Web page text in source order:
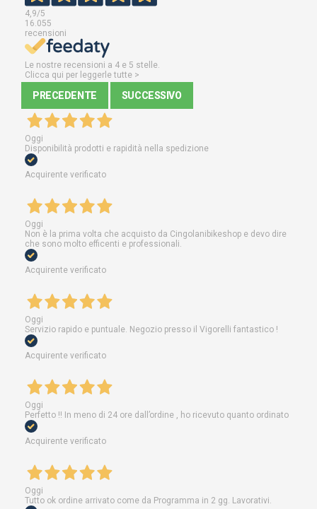
4,9/5
16.055
recensioni
Le nostre recensioni a 4 e 5 stelle.
Clicca qui per leggerle tutte >
PRECEDENTE SUCCESSIVO
Oggi
Disponibilità prodotti e rapidità nella spedizione
Acquirente verificato
Oggi
Non è la prima volta che acquisto da Cingolanibikeshop e devo dire
che sono molto efficenti e professionali.
Acquirente verificato
Oggi
Servizio rapido e puntuale. Negozio presso il Vigorelli fantastico !
Acquirente verificato
Oggi
Perfetto !! In meno di 24 ore dall’ordine , ho ricevuto quanto ordinato
Acquirente verificato
Oggi
Tutto ok ordine arrivato come da Programma in 2 gg. Lavorativi.